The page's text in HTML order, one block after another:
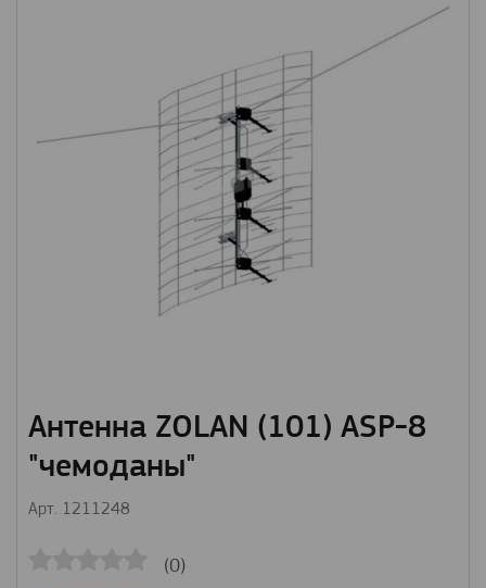
Антенна ZOLAN (101) ASP-8
"чемоданы"
Арт. 1211248
(0)